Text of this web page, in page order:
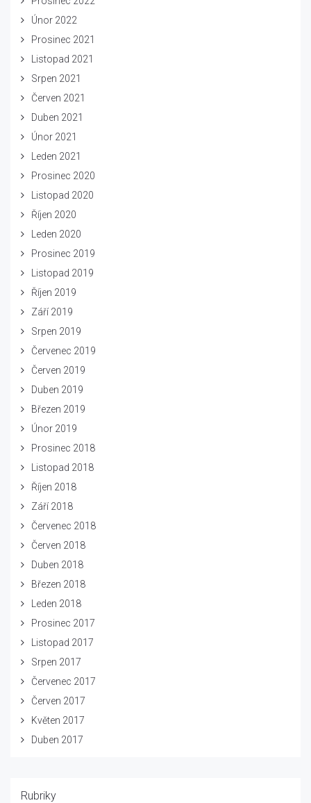
Únor 2022
Prosinec 2021
Listopad 2021
Srpen 2021
Červen 2021
Duben 2021
Únor 2021
Leden 2021
Prosinec 2020
Listopad 2020
Říjen 2020
Leden 2020
Prosinec 2019
Listopad 2019
Říjen 2019
Září 2019
Srpen 2019
Červenec 2019
Červen 2019
Duben 2019
Březen 2019
Únor 2019
Prosinec 2018
Listopad 2018
Říjen 2018
Září 2018
Červenec 2018
Červen 2018
Duben 2018
Březen 2018
Leden 2018
Prosinec 2017
Listopad 2017
Srpen 2017
Červenec 2017
Červen 2017
Květen 2017
Duben 2017
Rubriky